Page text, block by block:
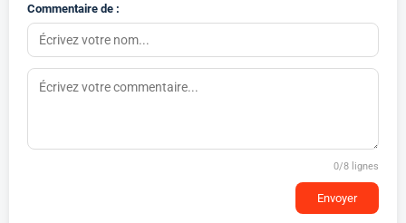
Commentaire de :
0/8 lignes
Envoyer